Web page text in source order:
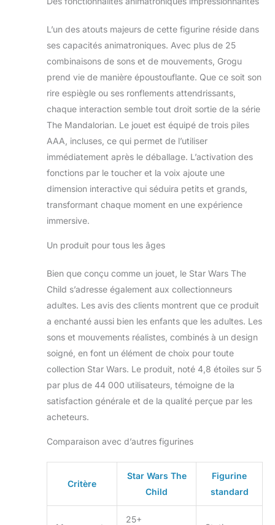
3 fois la tête de la
électronique Kind
Edition pour activer
les effets du
pouvoir, de sorte
électronique lève le
bras, ferme les yeux
et soupire FIGURE
ANIMÉE : dispose
motorisés, y
compris une tête
qui se déplace de
d'avant en arrière,
s'ouvrent et se
INSPIRÉS PAR LA
SÉRIE : lorsque
l'enfant touche la
tête de l'édition
effets sonores
inspirés par The
Mandalorian sont
activés, y compris
les babillages, la
fatigue et le
sommeil
L’un des atouts majeurs de cette figurine réside dans
ses capacités animatroniques. Avec plus de 25
combinaisons de sons et de mouvements, Grogu
prend vie de manière époustouflante. Que ce soit son
rire espiègle ou ses ronflements attendrissants,
chaque interaction semble tout droit sortie de la série
The Mandalorian. Le jouet est équipé de trois piles
AAA, incluses, ce qui permet de l’utiliser
immédiatement après le déballage. L’activation des
fonctions par le toucher et la voix ajoute une
dimension interactive qui séduira petits et grands,
transformant chaque moment en une expérience
immersive.
Un produit pour tous les âges
Bien que conçu comme un jouet, le Star Wars The
Child s’adresse également aux collectionneurs
adultes. Les avis des clients montrent que ce produit
a enchanté aussi bien les enfants que les adultes. Les
sons et mouvements réalistes, combinés à un design
soigné, en font un élément de choix pour toute
collection Star Wars. Le produit, noté 4,8 étoiles sur 5
par plus de 44 000 utilisateurs, témoigne de la
satisfaction générale et de la qualité perçue par les
acheteurs.
Comparaison avec d’autres figurines
Critère
Star Wars The
Child
Figurine
standard
25+